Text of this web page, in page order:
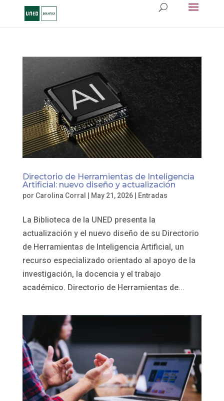
Directorio de Herramientas de Inteligencia
Artificial: nuevo diseño y actualización
por Carolina Corral | May 21, 2026| Entradas
La Biblioteca de la UNED presenta la
actualización y el nuevo diseño de su Directorio
de Herramientas de Inteligencia Artificial, un
recurso especializado orientado al apoyo de la
investigación, la docencia y el trabajo
académico. Directorio de Herramientas de...